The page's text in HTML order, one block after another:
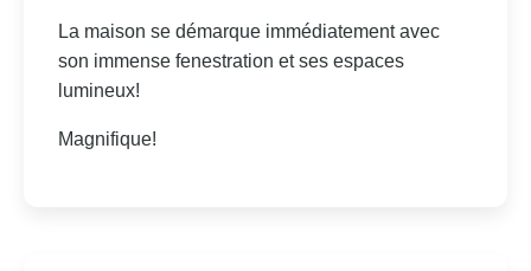
La maison se démarque immédiatement avec
son immense fenestration et ses espaces
lumineux!
Magnifique!